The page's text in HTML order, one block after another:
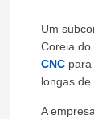
Um
Coreia do
CNCpara
longas de
A